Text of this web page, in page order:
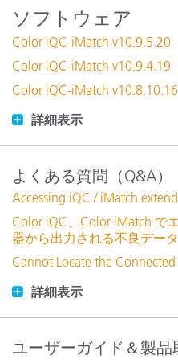
ソフトウェア
Color iQC-iMatch v10.9.5.20
Color iQC-iMatch v10.9.4.19
Color iQC-iMatch v10.8.10.16
詳細表示
よくある質問（Q&A）
Accessing iQC / iMatch
Color iQC、Color iMatch で
器から出力される不良データ
Cannot Locate the
詳細表示
ユーザーガイド＆製品